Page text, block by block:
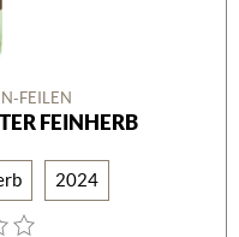
FEILEN
FEINHERB
2024